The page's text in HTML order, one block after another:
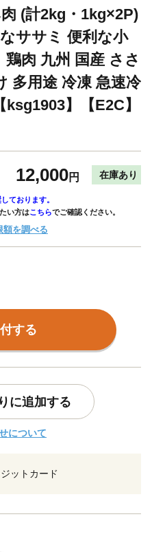
(計2kg・1kg×2P)
ササミ 便利な小
肉 九州 国産 ささ
多用途 冷凍 急速冷
】【E2C】
12,000円 在庫あり
ております。
い方はこちらでご確認ください。
額を調べる
する
に追加する
について
ットカード